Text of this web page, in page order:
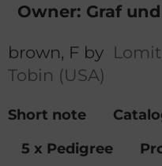
Owner: Graf
brown, F by
Tobin (USA)
Short note
5 x Pedigree